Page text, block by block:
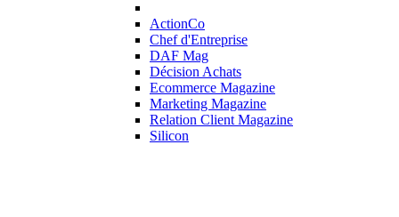
ActionCo
Chef d'Entreprise
DAF Mag
Décision Achats
Ecommerce Magazine
Marketing Magazine
Relation Client Magazine
Silicon